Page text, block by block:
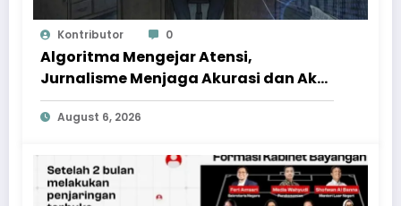
Kontributor 0
Algoritma Mengejar Atensi,
Jurnalisme Menjaga Akurasi dan Akal
Sehat Publik
August 6, 2026